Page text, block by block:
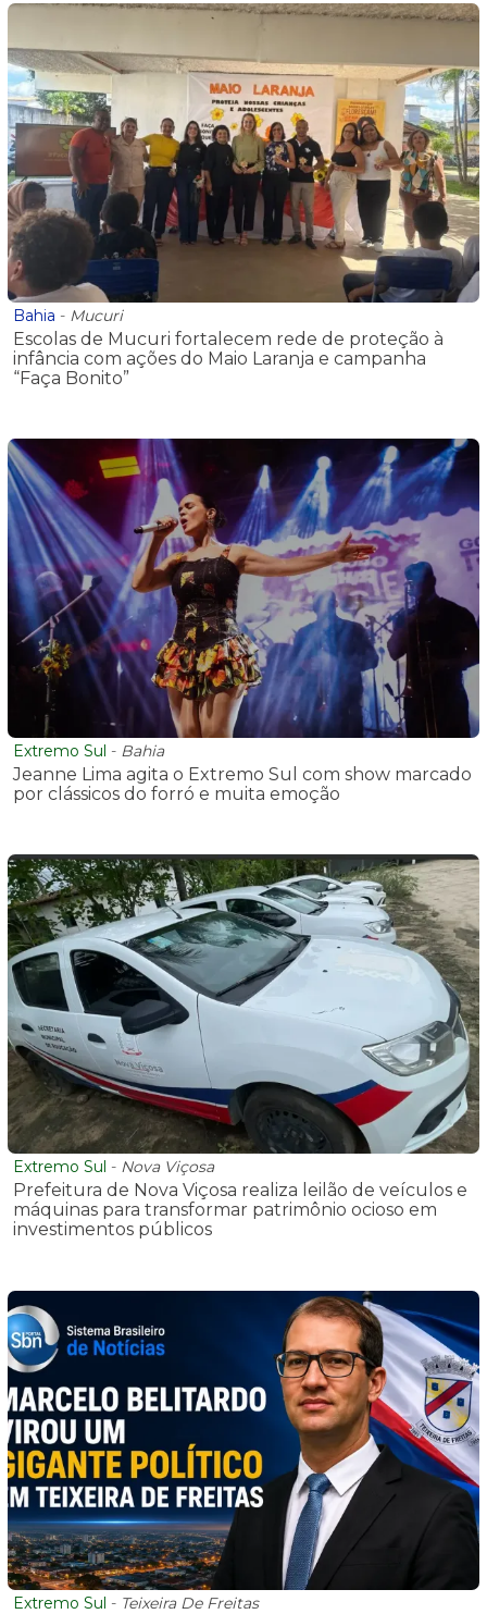
Bahia - Mucuri
Escolas de Mucuri fortalecem rede de proteção à
infância com ações do Maio Laranja e campanha
“Faça Bonito”
Extremo Sul - Bahia
Jeanne Lima agita o Extremo Sul com show marcado
por clássicos do forró e muita emoção
Extremo Sul - Nova Viçosa
Prefeitura de Nova Viçosa realiza leilão de veículos e
máquinas para transformar patrimônio ocioso em
investimentos públicos
Extremo Sul - Teixeira De Freitas